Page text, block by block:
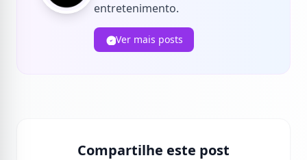
entretenimento.
Ver mais posts
Compartilhe este post